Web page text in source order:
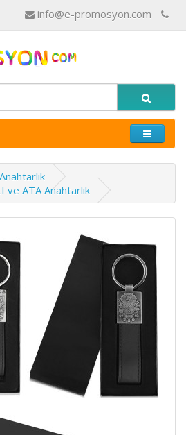
info@e-promosyon.com
ve ATA Anahtarlık